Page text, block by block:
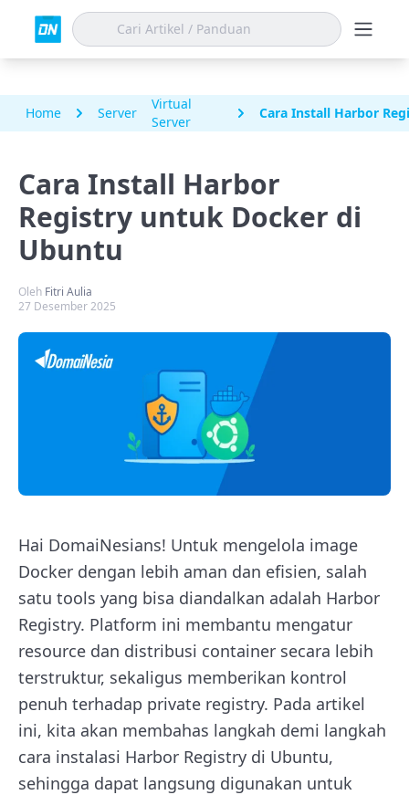
Home Server
Virtual
Server
Cara Install Harbor
Cara Install Harbor
Registry untuk Docker di
Ubuntu
Oleh Fitri Aulia
27 Desember 2025
Hai DomaiNesians! Untuk mengelola image
Docker dengan lebih aman dan efisien, salah
satu tools yang bisa diandalkan adalah Harbor
Registry. Platform ini membantu mengatur
resource dan distribusi container secara lebih
terstruktur, sekaligus memberikan kontrol
penuh terhadap private registry. Pada artikel
ini, kita akan membahas langkah demi langkah
cara instalasi Harbor Registry di Ubuntu,
sehingga dapat langsung digunakan untuk